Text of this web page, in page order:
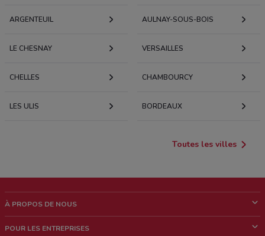
ARGENTEUIL AULNAY-SOUS-BOIS
LE CHESNAY VERSAILLES
CHELLES CHAMBOURCY
LES ULIS BORDEAUX
Toutes les villes
À PROPOS DE NOUS
POUR LES ENTREPRISES